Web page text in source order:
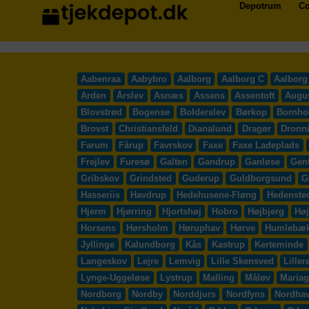
Depotrum
Aabenraa Aabybro Aalborg Aalborg C
Arden
Årslev Asnæs Assens Assentoft
Blovstrød
Bogense Bolderslev Børkop
Brovst
Christiansfeld Dianalund Dragør
Farum
Fårup Favrskov Faxe Faxe Ladeplads
Frejlev
Furesø Galten Gandrup Ganløse
Gribskov
Grindsted Guderup Guldborgsund
Hasseriis
Havdrup Hedehusene-Fløng Hedensted
Hjerm
Hjørring Hjortshøj Hobro Højbjerg
Horsens
Hørsholm Høruphav Hørve
Jyllinge
Kalundborg Kås Kastrup Kerteminde
Langeskov
Lejre Lemvig Lille Skensved
Lynge-Uggeløse
Lystrup Malling Måløv
Nordborg
Nordby Norddjurs Nordfyns